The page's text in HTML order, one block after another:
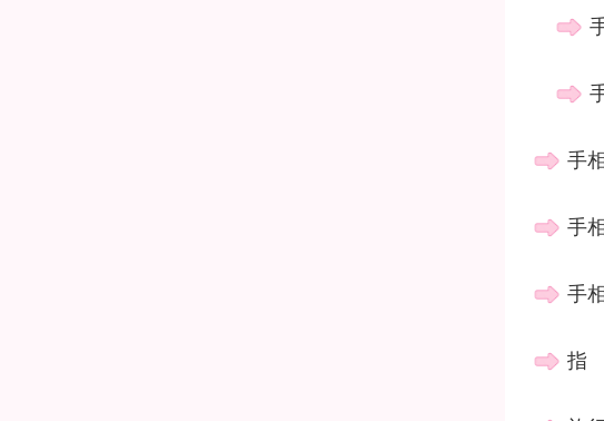
手
手
手
指